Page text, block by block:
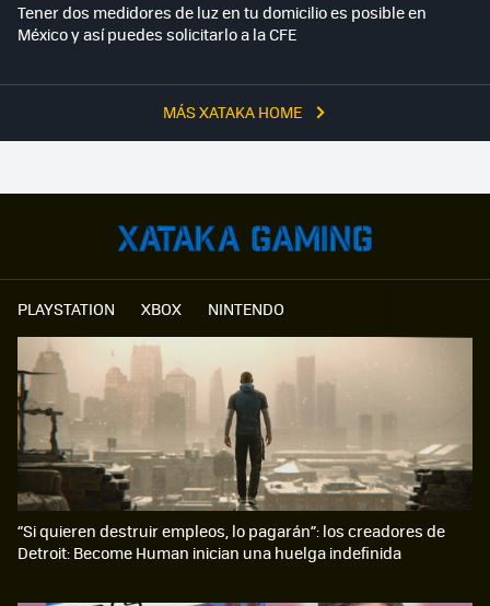
MÁS XATAKA HOME
Tener dos medidores de luz en tu domicilio es posible en
México y así puedes solicitarlo a la CFE
PLAYSTATION XBOX NINTENDO
“Si quieren destruir empleos, lo pagarán”: los creadores de
Detroit: Become Human inician una huelga indefinida